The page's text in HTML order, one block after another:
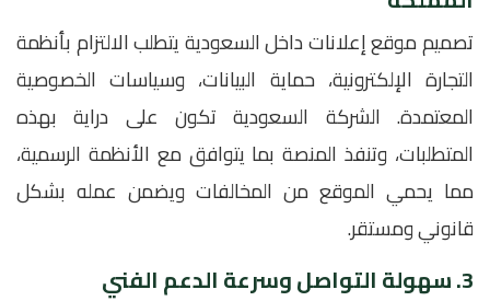
تصميم موقع إعلانات داخل السعودية يتطلب الالتزام بأنظمة
التجارة الإلكترونية، حماية البيانات، وسياسات الخصوصية
المعتمدة. الشركة السعودية تكون على دراية بهذه
المتطلبات، وتنفذ المنصة بما يتوافق مع الأنظمة الرسمية،
مما يحمي الموقع من المخالفات ويضمن عمله بشكل
قانوني ومستقر.
3. سهولة التواصل وسرعة الدعم الفني